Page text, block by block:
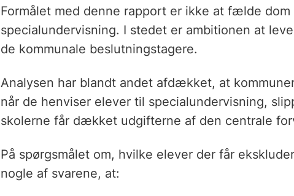
Formålet med denne rapport er ikke at fælde
specialundervisning. I stedet er ambitionen at
de kommunale beslutningstagere.
Analysen har blandt andet afdækket, at
når de henviser elever til specialundervisning,
skolerne får dækket udgifterne af den centrale
På spørgsmålet om, hvilke elever der får
nogle af svarene, at: